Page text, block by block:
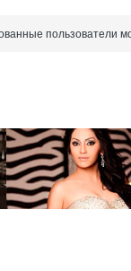
пользователи